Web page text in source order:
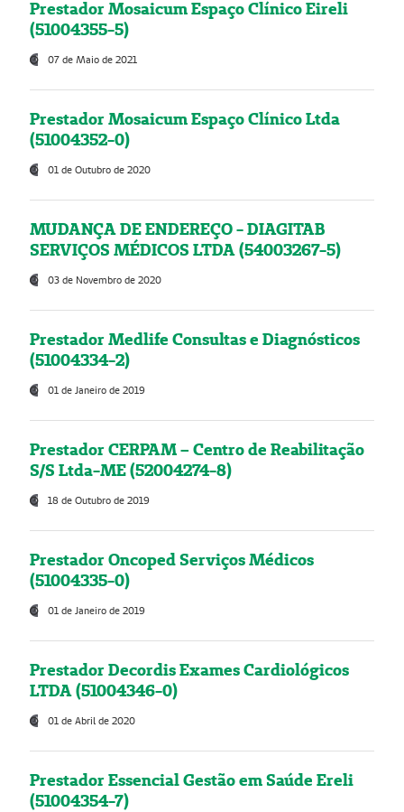
Prestador Mosaicum Espaço Clínico Eireli
(51004355-5)
07 de Maio de 2021
Prestador Mosaicum Espaço Clínico Ltda
(51004352-0)
01 de Outubro de 2020
MUDANÇA DE ENDEREÇO - DIAGITAB
SERVIÇOS MÉDICOS LTDA (54003267-5)
03 de Novembro de 2020
Prestador Medlife Consultas e Diagnósticos
(51004334-2)
01 de Janeiro de 2019
Prestador CERPAM – Centro de Reabilitação
S/S Ltda-ME (52004274-8)
18 de Outubro de 2019
Prestador Oncoped Serviços Médicos
(51004335-0)
01 de Janeiro de 2019
Prestador Decordis Exames Cardiológicos
LTDA (51004346-0)
01 de Abril de 2020
Prestador Essencial Gestão em Saúde Ereli
(51004354-7)